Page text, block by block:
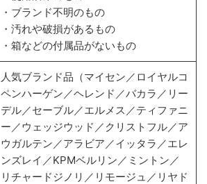
・ブランド不明のもの
・汚れや破損があるもの
・箱などの付属品がないもの
人気ブランド品（マイセン／ロイヤルコ
ペンハーゲン／ヘレンド／バカラ／リー
デル／セーブル／エルメス／ティファニ
ー／ウェッジウッド／クリストフル／ア
ウガルテン／アラビア／イッタラ／エレ
ンズレイ／KPMベルリン／ミントン／
リチャードジノリ／リモージュ／リヤド